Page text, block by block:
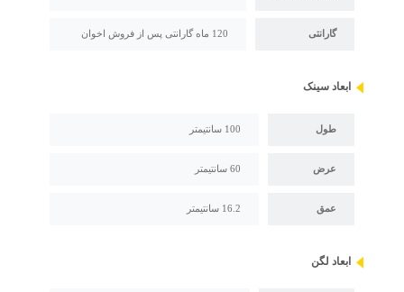
گارانتی 120 ماه گارانتی پس از فروش اخوان
ابعاد سینک
طول 100 سانتیمتر
عرض 60 سانتیمتر
عمق 16.2 سانتیمتر
ابعاد لگن